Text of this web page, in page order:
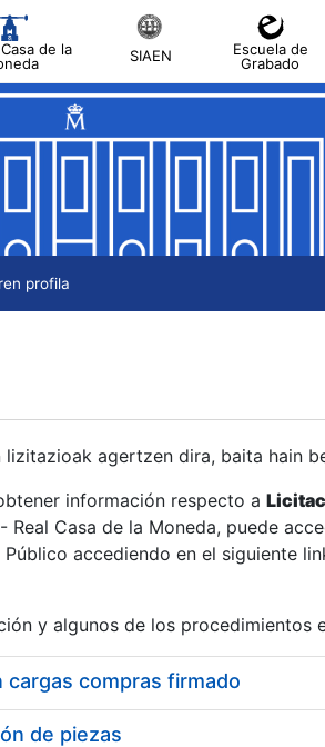
de la
SIAEN
Escuela de
Grabado
profila
agertzen dira, baita hain
información respecto a
Casa de la Moneda, puede
accediendo en el siguiente
y algunos de los procedimientos
compras firmado
de piezas